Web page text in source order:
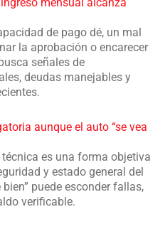
mensual alcanza
de pago dé, un mal
la aprobación o encarecer
señales de
deudas manejables y
aunque el auto “se vea
es una forma objetiva
y estado general del
puede esconder fallas,
verificable.